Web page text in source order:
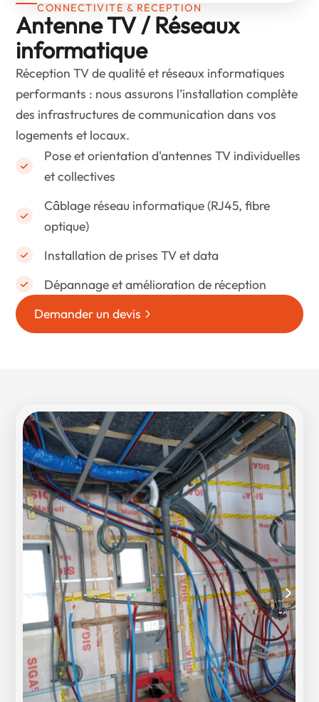
CONNECTIVITÉ & RÉCEPTION
Antenne TV / Réseaux
informatique
Réception TV de qualité et réseaux informatiques
performants : nous assurons l’installation complète
des infrastructures de communication dans vos
logements et locaux.
Pose et orientation d'antennes TV individuelles
et collectives
Câblage réseau informatique (RJ45, fibre
optique)
Installation de prises TV et data
Dépannage et amélioration de réception
Demander un devis